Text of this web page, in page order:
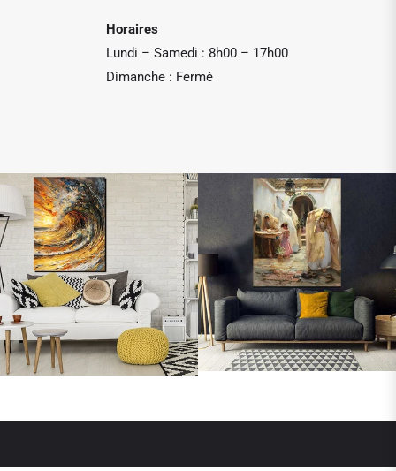
Horaires
Lundi – Samedi : 8h00 – 17h00
Dimanche : Fermé